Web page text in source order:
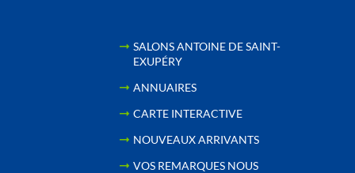
SALONS ANTOINE DE SAINT-
EXUPÉRY
ANNUAIRES
CARTE INTERACTIVE
NOUVEAUX ARRIVANTS
VOS REMARQUES NOUS